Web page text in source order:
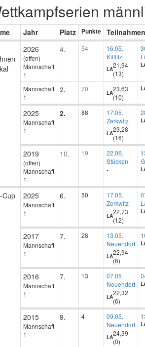
Jahr Platz Punkte
Teilnahmen
2026
(offen)
Mannschaft
1
4. 54
16.05.
Kittlitz
LA21,94
(13)
Mannschaft
1
2. 70 LA23,63
(10)
2025
Mannschaft
1
2. 88
17.05.
Zerkwitz
LA23,28
(16)
2019
(offen)
Mannschaft
1
10. 19
22.06.
Stücken
-
Cup 2025
Mannschaft
1
6. 50
17.05.
Zerkwitz
LA22,73
(12)
2017
Mannschaft
1
7. 28
13.05.
Neuendorf
LA22,94
(6)
2016
Mannschaft
1
7. 13
07.05.
Neuendorf
LA22,32
(6)
2015
Mannschaft
1
9. 4
09.05.
Neuendorf
LA24,39
(0)